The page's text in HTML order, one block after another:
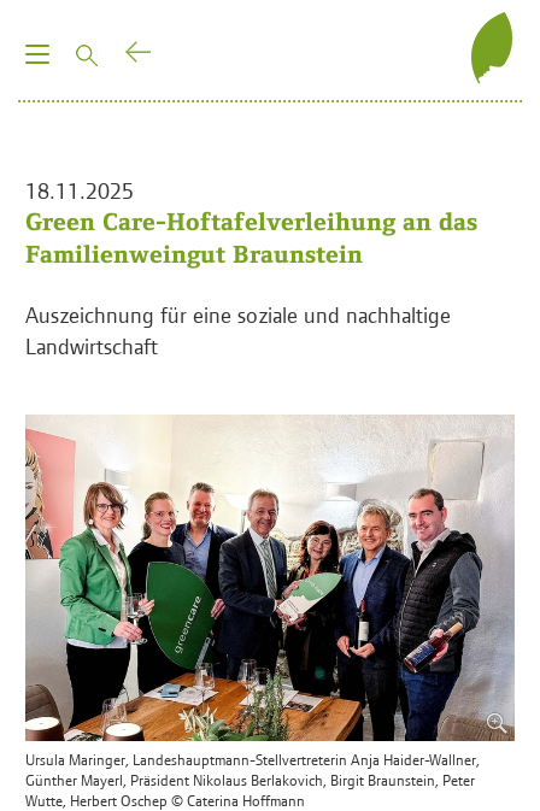
T
e
n
v
i
t
i
o
n
18.11.2025
Green Care-Hoftafelverleihung an das
Familienweingut Braunstein
Auszeichnung für eine soziale und nachhaltige
Landwirtschaft
Ursula Maringer, Landeshauptmann-Stellvertreterin Anja Haider-Wallner,
Günther Mayerl, Präsident Nikolaus Berlakovich, Birgit Braunstein, Peter
Wutte, Herbert Oschep © Caterina Hoffmann